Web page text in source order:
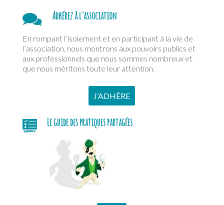
Adhérez à l’association
En rompant l’isolement et en participant à la vie de
l’association, nous montrons aux pouvoirs publics et
aux professionnels que nous sommes nombreux et
que nous méritons toute leur attention.
J’ADHÈRE
Le guide des pratiques partagées